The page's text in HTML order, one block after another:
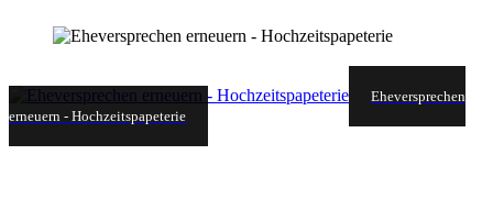
Eheversprechen
erneuern - Hochzeitspapeterie